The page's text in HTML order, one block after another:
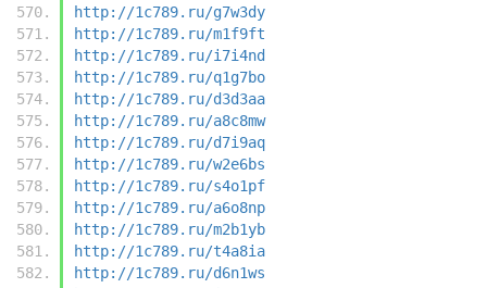
http://1c789.ru/g7w3dy
http://1c789.ru/m1f9ft
http://1c789.ru/i7i4nd
http://1c789.ru/q1g7bo
http://1c789.ru/d3d3aa
http://1c789.ru/a8c8mw
http://1c789.ru/d7i9aq
http://1c789.ru/w2e6bs
http://1c789.ru/s4o1pf
http://1c789.ru/a6o8np
http://1c789.ru/m2b1yb
http://1c789.ru/t4a8ia
http://1c789.ru/d6n1ws